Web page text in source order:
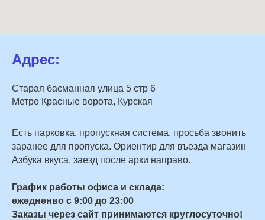
Адрес:
Старая басманная улица 5 стр 6
Метро Красные ворота, Курская
Есть парковка, пропускная система, просьба звонить
заранее для пропуска. Ориентир для въезда магазин
Азбука вкуса, заезд после арки направо.
График работы офиса и склада:
ежедненво с 9:00 до 23:00
Заказы через сайт принимаются круглосуточно!